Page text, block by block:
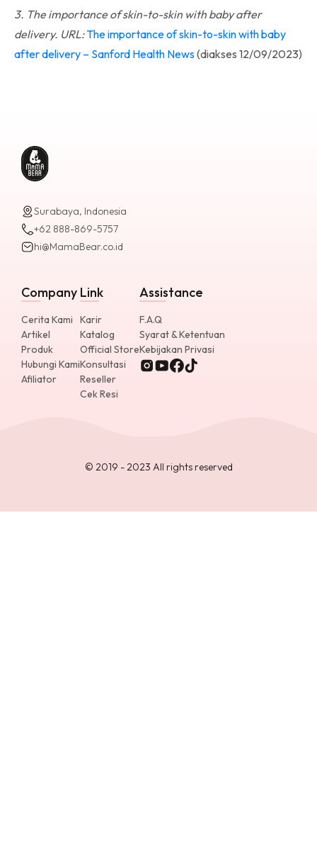
3. The importance of skin-to-skin with baby after
delivery. URL:The importance of skin-to-skin with baby
after delivery – Sanford Health News(diakses 12/09/2023)
Surabaya, Indonesia
+62 888-869-5757
hi@MamaBear.co.id
Company
Cerita Kami
Artikel
Produk
Hubungi Kami
Afiliator
Link
Karir
Katalog
Official Store
Konsultasi
Reseller
Cek Resi
Assistance
F.A.Q
Syarat & Ketentuan
Kebijakan Privasi
© 2019 - 2023 All rights reserved